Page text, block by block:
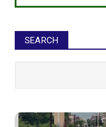
SEARCH